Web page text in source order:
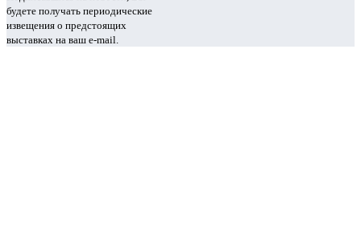
будете получать периодические
извещения о предстоящих
выставках на ваш e-mail.